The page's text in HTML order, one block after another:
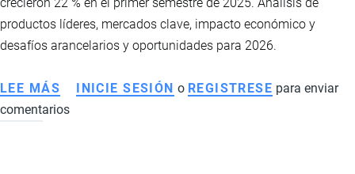
productos líderes, mercados clave, impacto económico y
desafíos arancelarios y oportunidades para 2026.
LEE MÁS SOBRE
EXPORTACIONES
INICIE SESIÓN o REGISTRESE para enviar
comentarios